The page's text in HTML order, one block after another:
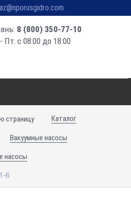
8 (800) 350-77-10
Пт: с 08:00 до 18:00
Каталог
Вакуумные насосы
насосы
6